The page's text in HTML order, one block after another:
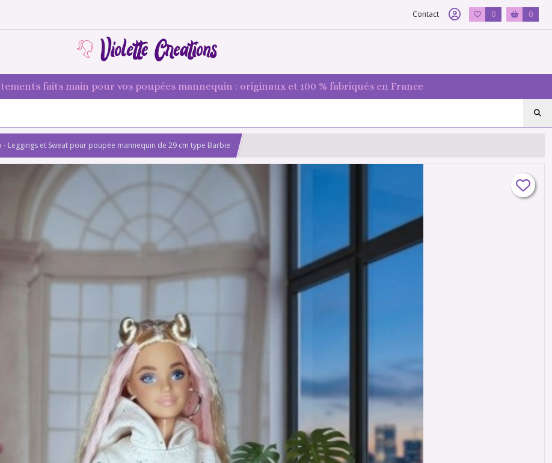
Contact 0 0
faits main pour vos poupées mannequin : originaux et 100 % fabriqués en France
- Leggings et Sweat pour poupée mannequin de 29 cm type Barbie